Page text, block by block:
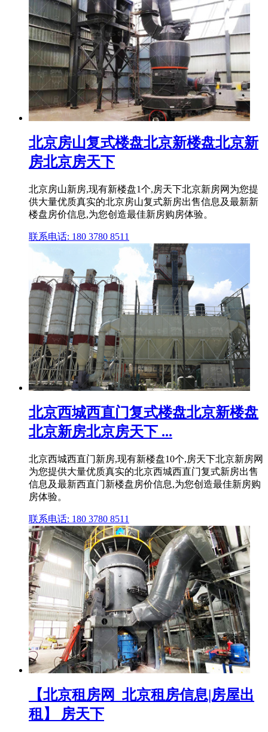
北京房山复式楼盘北京新楼盘北京新
房北京房天下
北京房山新房,现有新楼盘1个,房天下北京新房网为您提
供大量优质真实的北京房山复式新房出售信息及最新新
楼盘房价信息,为您创造最佳新房购房体验。
联系电话: 180 3780 8511
北京西城西直门复式楼盘北京新楼盘
北京新房北京房天下 ...
北京西城西直门新房,现有新楼盘10个,房天下北京新房网
为您提供大量优质真实的北京西城西直门复式新房出售
信息及最新西直门新楼盘房价信息,为您创造最佳新房购
房体验。
联系电话: 180 3780 8511
【北京租房网_北京租房信息|房屋出
租】 房天下